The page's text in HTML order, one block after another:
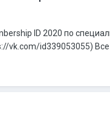
ID 2020 по
vk.com/id339053055)